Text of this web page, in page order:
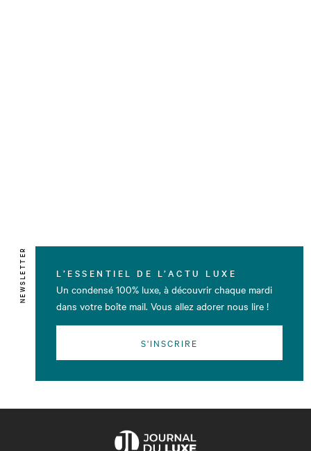
NEWSLETTER L’ESSENTIEL DE L’ACTU LUXE
Un condensé 100% luxe, à découvrir chaque mardi
dans votre boîte mail. Vous allez adorer nous lire !
S'INSCRIRE